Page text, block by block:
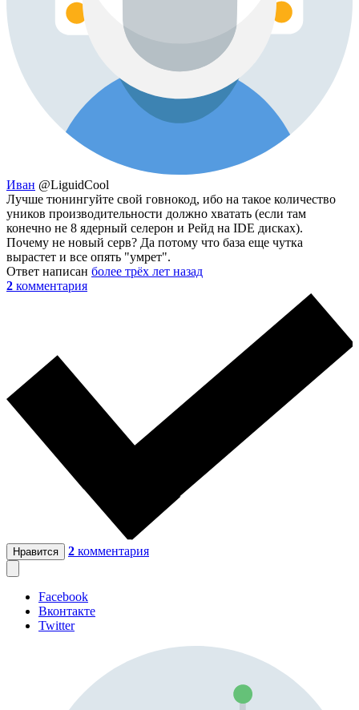
Иван @LiguidCool
Лучше тюнингуйте свой говнокод, ибо на такое количество
уников производительности должно хватать (если там
конечно не 8 ядерный селерон и Рейд на IDE дисках).
Почему не новый серв? Да потому что база еще чутка
вырастет и все опять "умрет".
Ответ написан более трёх лет назад
2 комментария
Нравится 2 комментария
Facebook
Вконтакте
Twitter